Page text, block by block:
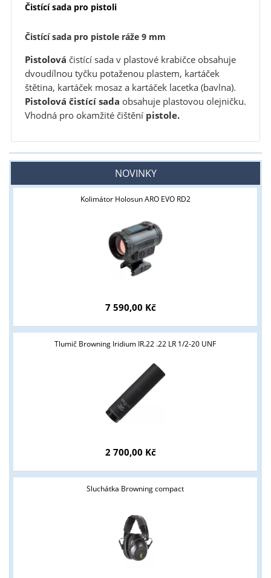
Čistícísada pro pistoli
Čistící sada pro pistole ráže 9 mm
Pistolová čistící sada v plastové krabičce obsahuje
dvoudílnou tyčku potaženou plastem, kartáček
štětina, kartáček mosaz a kartáček lacetka (bavlna).
Pistolová čistící sada obsahuje plastovou olejničku.
Vhodná pro okamžité čištěnípistole.
NOVINKY
Kolimátor Holosun ARO EVO RD2
7 590,00 Kč
Tlumič Browning Iridium IR.22 .22 LR 1/2-20 UNF
2 700,00 Kč
Sluchátka Browning compact